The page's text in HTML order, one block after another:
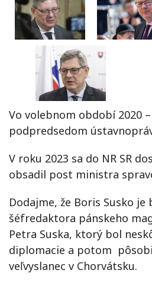
Vo volebnom období 2020
podpredsedom
V roku 2023 sa do NR SR
obsadil post ministra
Dodajme, že Boris Susko
šéfredaktora pánskeho
Petra Suska, ktorý bol
diplomacie a potom
veľvyslanec v Chorvátsku.